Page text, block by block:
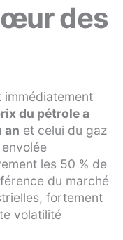
des
immédiatement
du pétrole a
an et celui du gaz
les 50 % de
du marché
fortement
volatilité